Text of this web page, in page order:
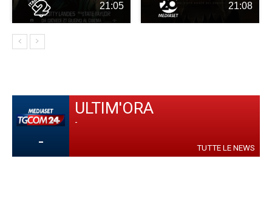
21:05 21:08
-
ULTIM'ORA
-
TUTTE LE NEWS